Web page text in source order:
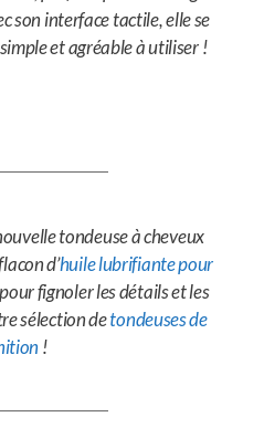
son interface tactile, elle se
et agréable à utiliser !
tondeuse à cheveux
d’huile lubrifiante pour
fignoler les détails et les
sélection detondeuses de
!